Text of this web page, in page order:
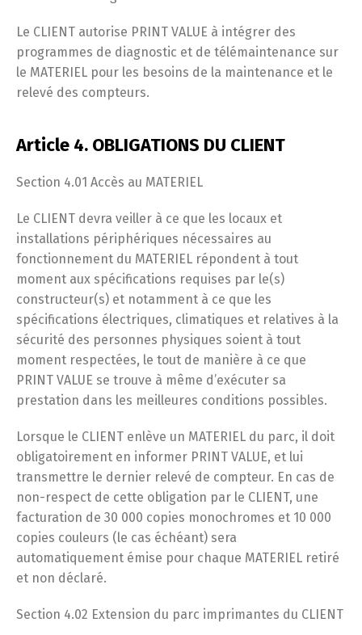
Le CLIENT autorise PRINT VALUE à intégrer des
programmes de diagnostic et de télémaintenance sur
le MATERIEL pour les besoins de la maintenance et le
relevé des compteurs.
Article 4. OBLIGATIONS DU CLIENT
Section 4.01 Accès au MATERIEL
Le CLIENT devra veiller à ce que les locaux et
installations périphériques nécessaires au
fonctionnement du MATERIEL répondent à tout
moment aux spécifications requises par le(s)
constructeur(s) et notamment à ce que les
spécifications électriques, climatiques et relatives à la
sécurité des personnes physiques soient à tout
moment respectées, le tout de manière à ce que
PRINT VALUE se trouve à même d’exécuter sa
prestation dans les meilleures conditions possibles.
Lorsque le CLIENT enlève un MATERIEL du parc, il doit
obligatoirement en informer PRINT VALUE, et lui
transmettre le dernier relevé de compteur. En cas de
non-respect de cette obligation par le CLIENT, une
facturation de 30 000 copies monochromes et 10 000
copies couleurs (le cas échéant) sera
automatiquement émise pour chaque MATERIEL retiré
et non déclaré.
Section 4.02 Extension du parc imprimantes du CLIENT